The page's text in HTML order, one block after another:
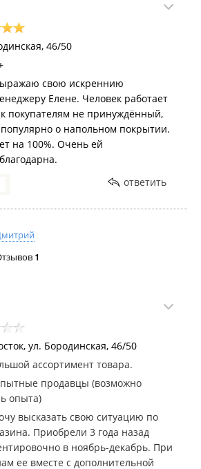
46/50
свою искреннию
Елене. Человек работает
покупателям не принуждённый,
о напольном покрытии.
на 100%. Очень ей
ответить
1
ул. Бородинская, 46/50
ассортимент товара.
продавцы (возможно
опыта)
высказать свою ситуацию по
Приобрели 3 года назад
в ноябрь-декабрь. При
ее вместе с дополнительной